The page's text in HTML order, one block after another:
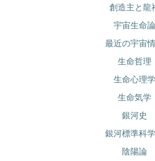
創造主と龍
宇宙生命論
最近の宇宙
生命哲理
生命心理学
生命気学
銀河史
銀河標準科
陰陽論